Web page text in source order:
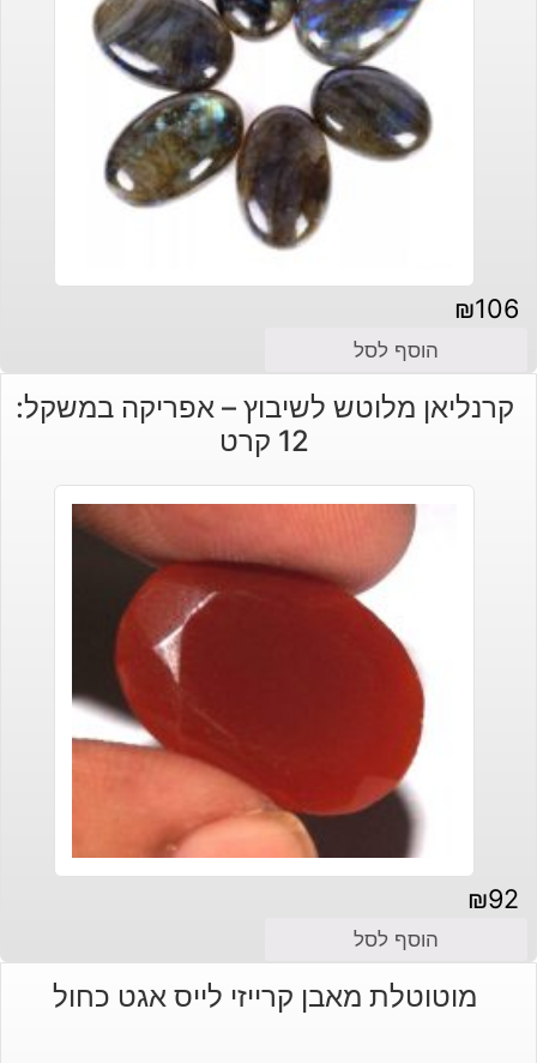
₪106
הוסף לסל
קרנליאן מלוטש לשיבוץ – אפריקה במשקל:
12 קרט
₪92
הוסף לסל
מוטוטלת מאבן קרייזי לייס אגט כחול